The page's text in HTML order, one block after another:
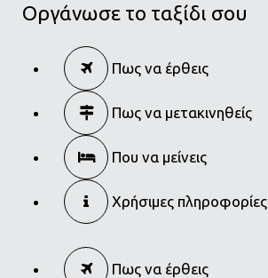
Οργάνωσε το ταξίδι σου
Πως να έρθεις
Πως να μετακινηθείς
Που να μείνεις
Χρήσιμες πληροφορίες
Πως να έρθεις